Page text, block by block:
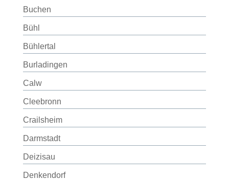
Buchen
Bühl
Bühlertal
Burladingen
Calw
Cleebronn
Crailsheim
Darmstadt
Deizisau
Denkendorf